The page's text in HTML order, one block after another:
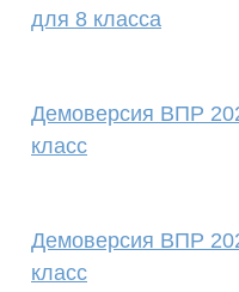
для 8 класса
Демоверсия ВПР
класс
Демоверсия ВПР
класс